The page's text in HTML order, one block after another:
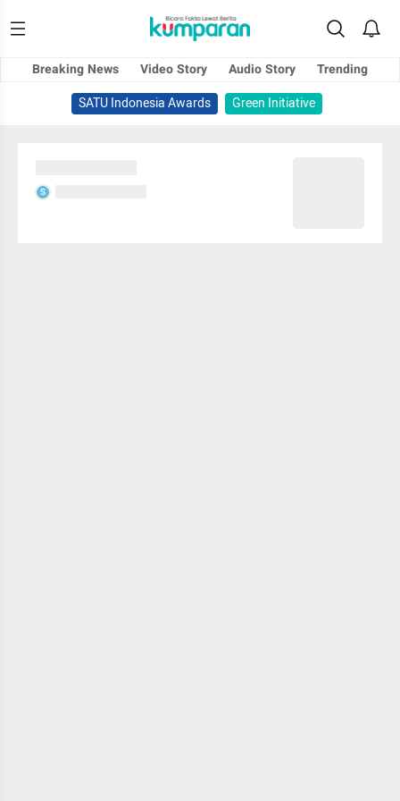
Breaking News Video Story Audio Story
Trending
SATU Indonesia Awards
Green Initiative
S